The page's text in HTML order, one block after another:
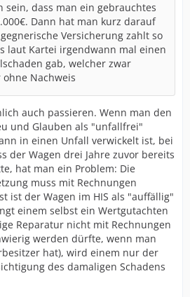
sein, dass man ein gebrauchtes
Dann hat man kurz darauf
Versicherung zahlt so
laut Kartei irgendwann mal einen
gab, welcher zwar
Nachweis
auch passieren. Wenn man den
und Glauben als "unfallfrei"
in einen Unfall verwickelt ist, bei
der Wagen drei Jahre zuvor bereits
hat man ein Problem: Die
muss mit Rechnungen
ist der Wagen im HIS als "auffällig"
einem selbst ein Wertgutachten
Reparatur nicht mit Rechnungen
werden dürfte, wenn man
hat), wird einem nur der
des damaligen Schadens